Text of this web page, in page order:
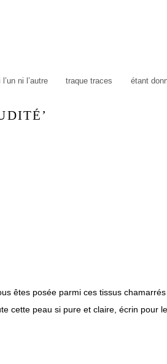
l’un ni l’autre traque traces étant
êtes posée parmi ces tissus
cette peau si pure et claire, écrin pour